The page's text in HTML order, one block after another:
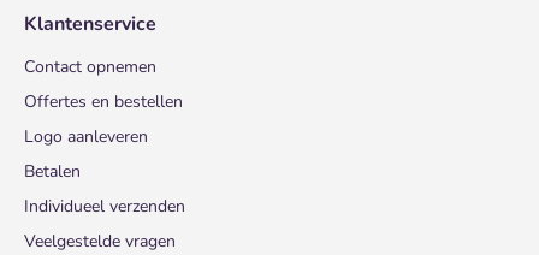
Klantenservice
Contact opnemen
Offertes en bestellen
Logo aanleveren
Betalen
Individueel verzenden
Veelgestelde vragen